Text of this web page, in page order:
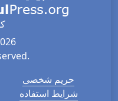
حریم شخصی
شرایط استفاده